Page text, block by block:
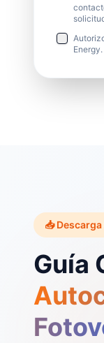
Energy.
📥
Guía